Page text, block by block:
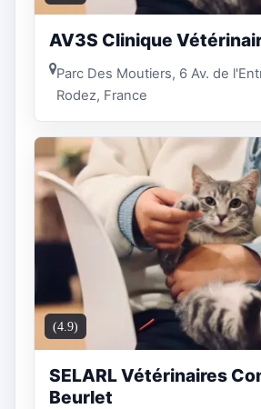
AV3S Clinique
Parc Des Moutiers, 6 Av. de
Rodez, France
(4.9)
SELARL Vétérinaires
Beurlet